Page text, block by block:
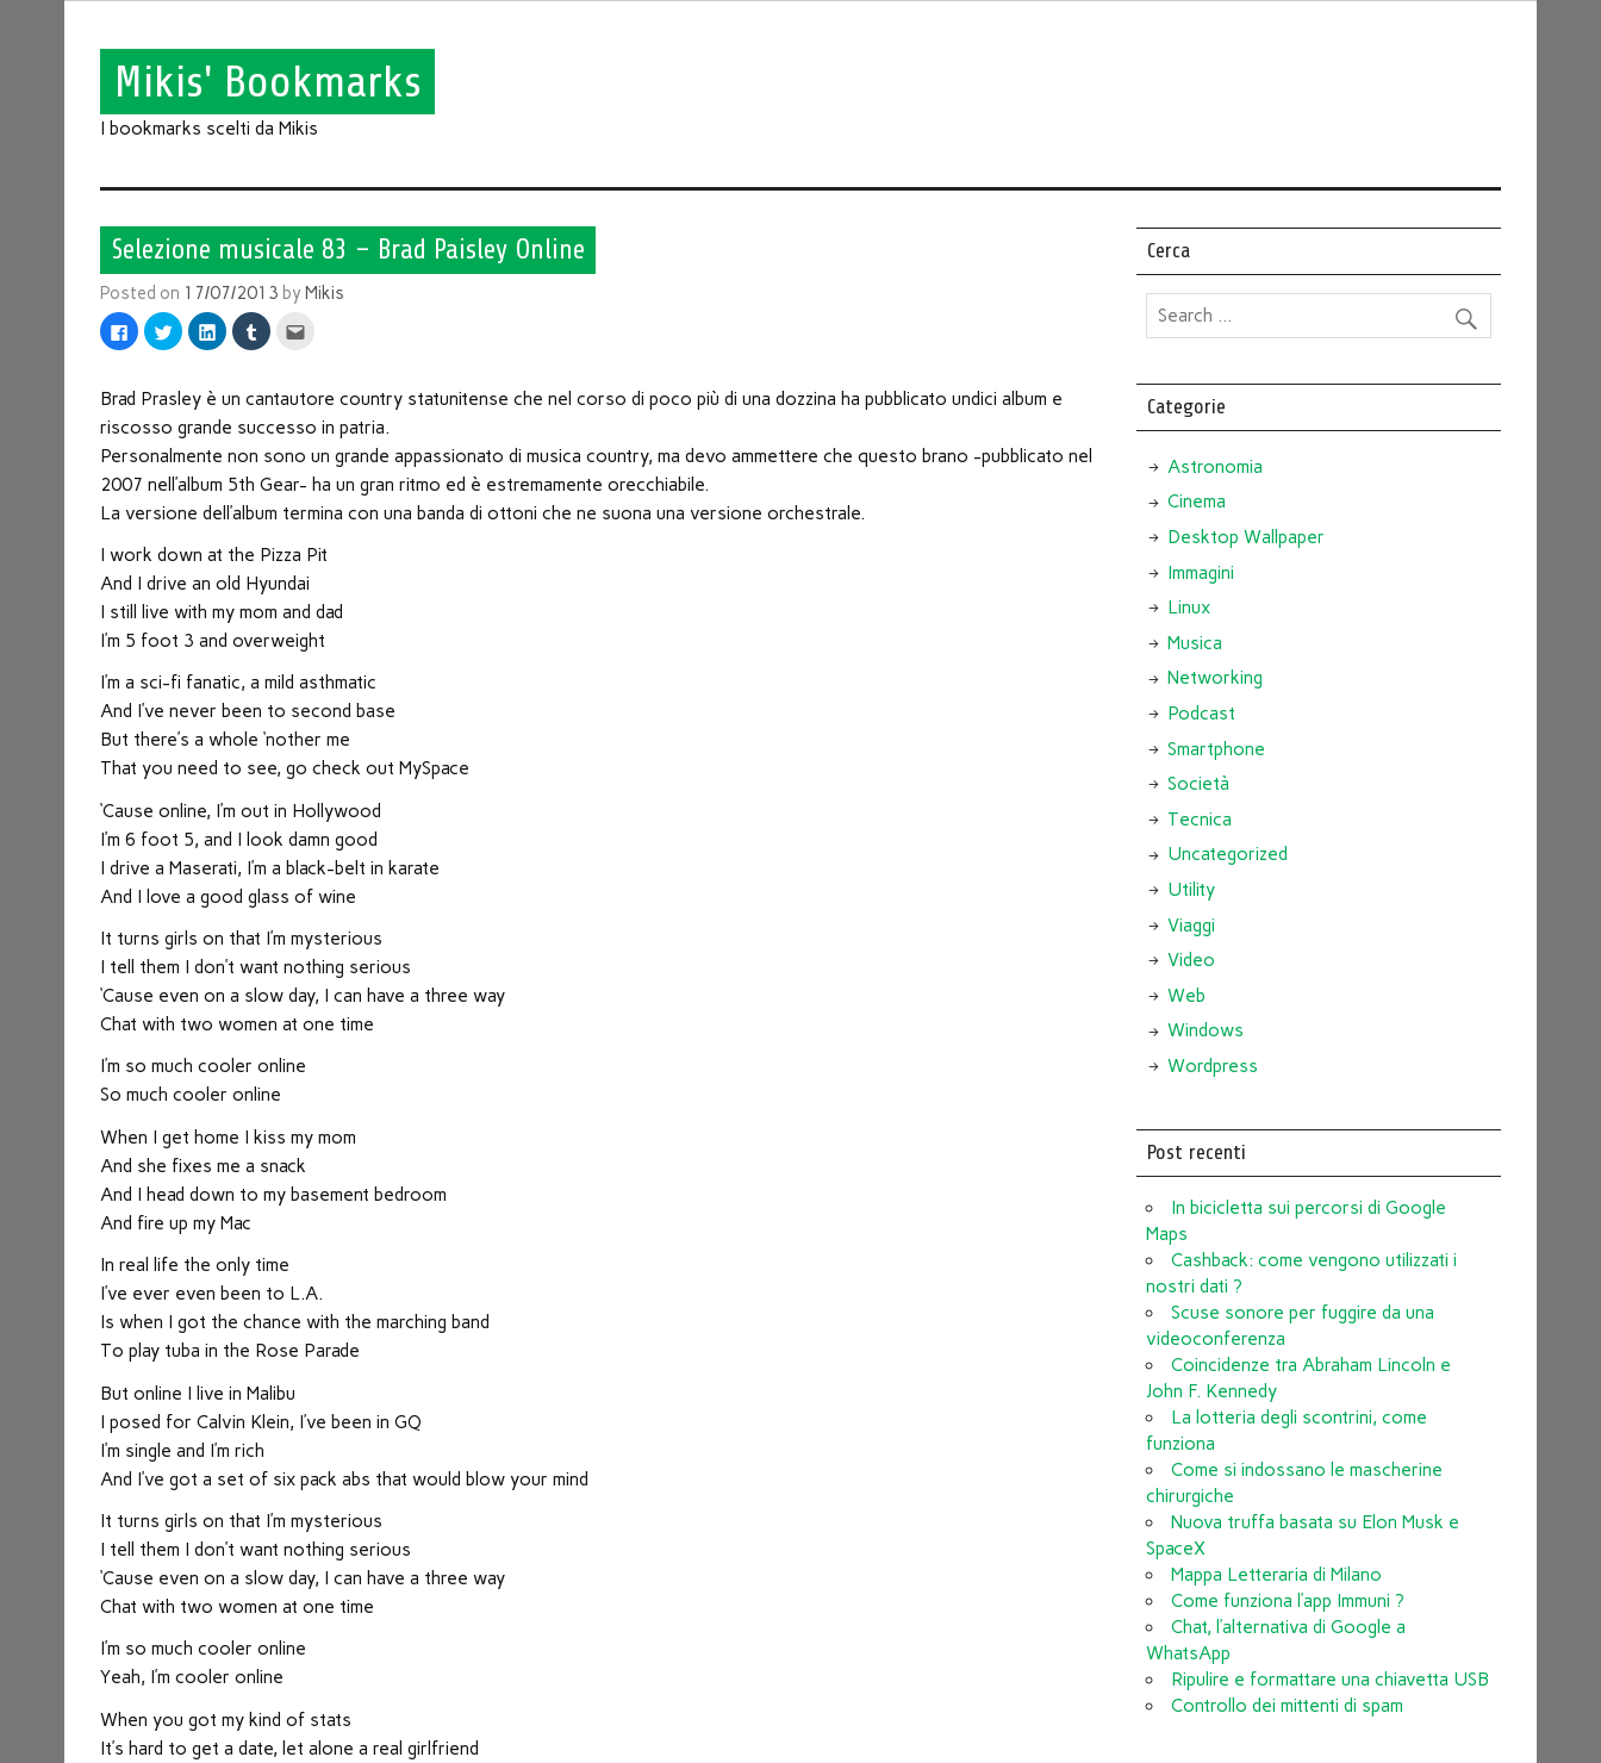
Mikis' Bookmarks
I bookmarks scelti da Mikis
Selezione musicale 83 – Brad Paisley Online
Posted on 17/07/2013 byMikis
Fai
clic
Facebook
apre
una
finestra)
Fai
clic
su
Twitter
(Si
apre
in
nuova
Fai
clic
su
(Si
in
nuova
Fai
clic
su
(Si
in
nuova
l'articolo
mail
un
amico
(Si
in
finestra)
Brad Prasley è un cantautore country statunitense che nel corso di poco più di una dozzina ha pubblicato undici album e
riscosso grande successo in patria.
Personalmente non sono un grande appassionato di musica country, ma devo ammettere che questo brano -pubblicato nel
2007 nell’album 5th Gear- ha un gran ritmo ed è estremamente orecchiabile.
La versione dell’album termina con una banda di ottoni che ne suona una versione orchestrale.
I work down at the Pizza Pit
And I drive an old Hyundai
I still live with my mom and dad
I’m 5 foot 3 and overweight
I’m a sci-fi fanatic, a mild asthmatic
And I’ve never been to second base
But there’s a whole ‘nother me
That you need to see, go check out MySpace
‘Cause online, I’m out in Hollywood
I’m 6 foot 5, and I look damn good
I drive a Maserati, I’m a black-belt in karate
And I love a good glass of wine
It turns girls on that I’m mysterious
I tell them I don’t want nothing serious
‘Cause even on a slow day, I can have a three way
Chat with two women at one time
I’m so much cooler online
So much cooler online
When I get home I kiss my mom
And she fixes me a snack
And I head down to my basement bedroom
And fire up my Mac
In real life the only time
I’ve ever even been to L.A.
Is when I got the chance with the marching band
To play tuba in the Rose Parade
But online I live in Malibu
I posed for Calvin Klein, I’ve been in GQ
I’m single and I’m rich
And I’ve got a set of six pack abs that would blow your mind
It turns girls on that I’m mysterious
I tell them I don’t want nothing serious
‘Cause even on a slow day, I can have a three way
Chat with two women at one time
I’m so much cooler online
Yeah, I’m cooler online
When you got my kind of stats
It’s hard to get a date, let alone a real girlfriend
Cerca
Categorie
Astronomia
Cinema
Desktop Wallpaper
Immagini
Linux
Musica
Networking
Podcast
Smartphone
Società
Tecnica
Uncategorized
Utility
Viaggi
Video
Web
Windows
Wordpress
Post recenti
In bicicletta sui percorsi di Google
Maps
Cashback: come vengono utilizzati i
nostri dati ?
Scuse sonore per fuggire da una
videoconferenza
Coincidenze tra Abraham Lincoln e
John F. Kennedy
La lotteria degli scontrini, come
funziona
Come si indossano le mascherine
chirurgiche
Nuova truffa basata su Elon Musk e
SpaceX
Mappa Letteraria di Milano
Come funziona l’app Immuni ?
Chat, l’alternativa di Google a
WhatsApp
Ripulire e formattare una chiavetta USB
Controllo dei mittenti di spam